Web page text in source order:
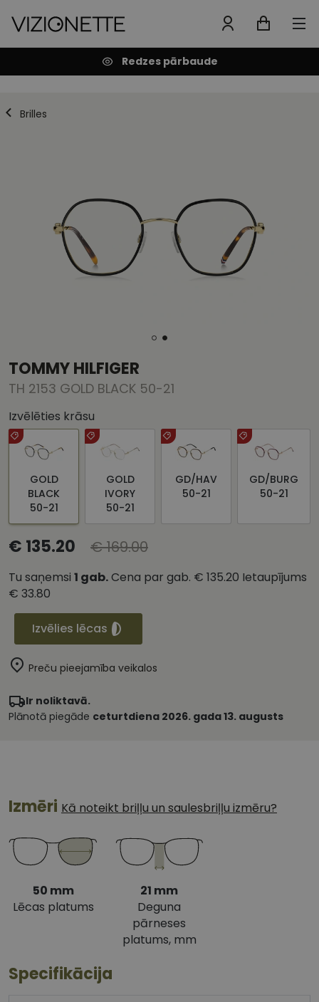
Redzes pārbaude
Brilles
TOMMY HILFIGER
TH 2153 GOLD BLACK 50-21
Izvēlēties krāsu
GOLD
BLACK
50-21
GOLD
IVORY
50-21
GD/HAV
50-21
GD/BURG
50-21
€ 135.20 € 169.00
Tu saņemsi 1 gab.Cena par gab. € 135.20 Ietaupījums
€ 33.80
Izvēlies lēcas
Preču pieejamība veikalos
Ir noliktavā.
Plānotā piegāde ceturtdiena 2026. gada 13. augusts
Izmēri Kā noteikt briļļu un saulesbriļļu izmēru?
50 mm
Lēcas platums
21 mm
Deguna
pārneses
platums, mm
Specifikācija